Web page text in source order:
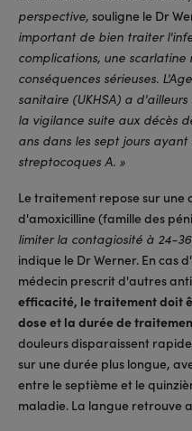
perspective, souligne le Dr
important de bien traiter
complications, une
conséquences sérieuses.
sanitaire (UKHSA) a
la vigilance suite aux décès
ans dans les sept jours
streptocoques A. »
Le traitement repose sur
d'amoxicilline (famille des
limiter la contagiosité à 24-
indique le Dr Werner. En cas
médecin prescrit d'autres
efficacité, le traitement doit
dose et la durée de
douleurs disparaissent
sur une durée plus longue,
entre le septième et le
maladie. La langue retrouve